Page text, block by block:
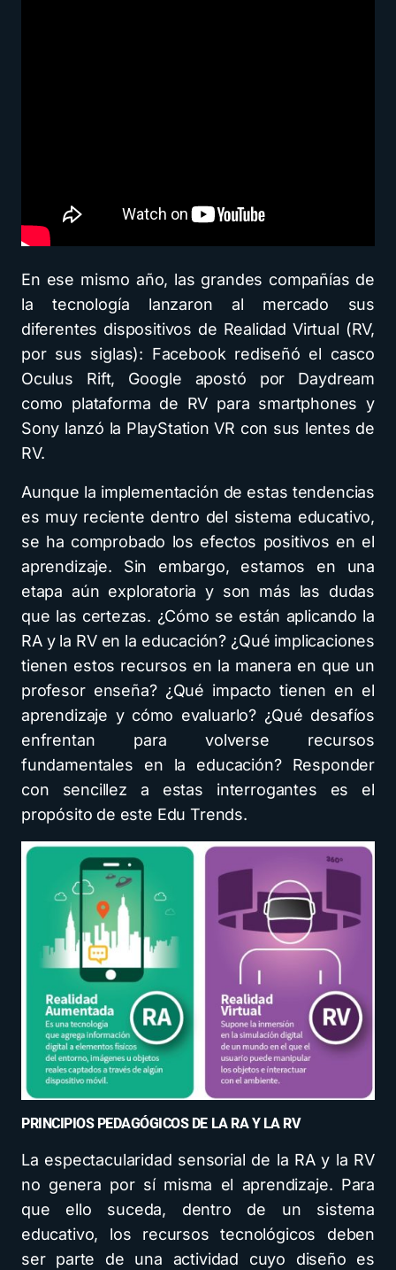
En ese mismo año, las grandes compañías de
la tecnología lanzaron al mercado sus
diferentes dispositivos de Realidad Virtual (RV,
por sus siglas): Facebook rediseñó el casco
Oculus Rift, Google apostó por Daydream
como plataforma de RV para smartphones y
Sony lanzó la PlayStation VR con sus lentes de
RV.
Aunque la implementación de estas tendencias
es muy reciente dentro del sistema educativo,
se ha comprobado los efectos positivos en el
aprendizaje. Sin embargo, estamos en una
etapa aún exploratoria y son más las dudas
que las certezas. ¿Cómo se están aplicando la
RA y la RV en la educación? ¿Qué implicaciones
tienen estos recursos en la manera en que un
profesor enseña? ¿Qué impacto tienen en el
aprendizaje y cómo evaluarlo? ¿Qué desafíos
enfrentan para volverse recursos
fundamentales en la educación? Responder
con sencillez a estas interrogantes es el
propósito de este Edu Trends.
PRINCIPIOS PEDAGÓGICOS DE LA RA Y LA RV
La espectacularidad sensorial de la RA y la RV
no genera por sí misma el aprendizaje. Para
que ello suceda, dentro de un sistema
educativo, los recursos tecnológicos deben
ser parte de una actividad cuyo diseño es